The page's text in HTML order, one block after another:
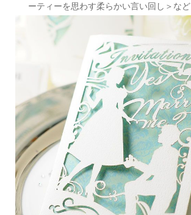
ーティーを思わす柔らかい言い回し＞など